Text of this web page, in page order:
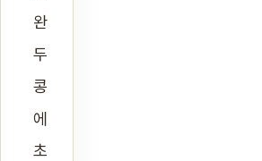
완
두
콩
에
초